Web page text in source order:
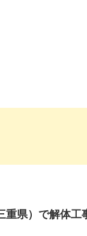
重県）で解体工